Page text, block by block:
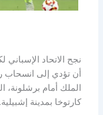
نجح الاتحاد
أن تؤدي إلى انسحاب
الملك أمام برشلونة،
كارتوخا بمدينة إشبيلية.